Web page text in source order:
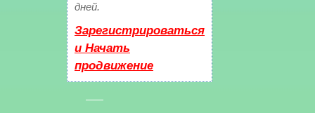
дней.
Зарегистрироваться
и Начать
продвижение